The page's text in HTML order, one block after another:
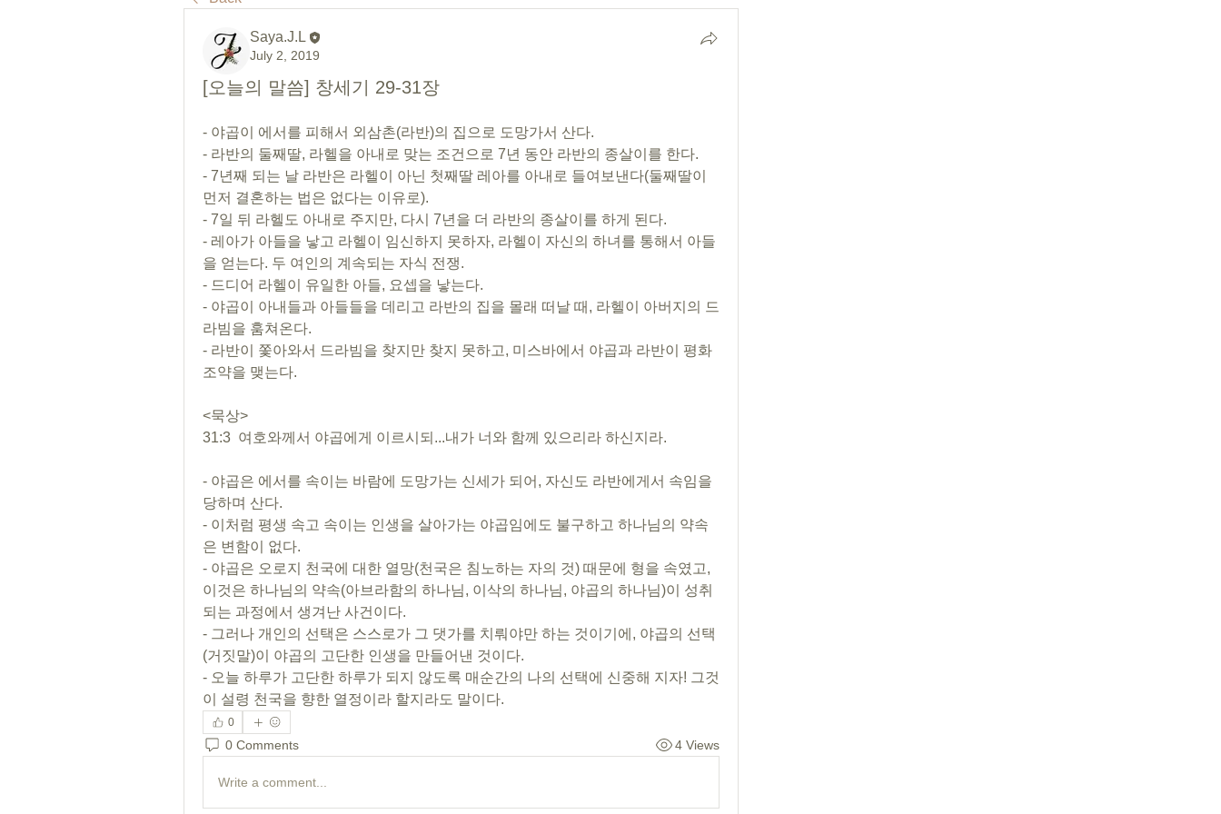
Saya.J.L
July 2, 2019
[오늘의 말씀] 창세기 29-31장
- 야곱이 에서를 피해서 외삼촌(라반)의 집으로 도망가서 산다.
- 라반의 둘째딸, 라헬을 아내로 맞는 조건으로 7년 동안 라반의 종살이를 한다.
- 7년째 되는 날 라반은 라헬이 아닌 첫째딸 레아를 아내로 들여보낸다(둘째딸이
먼저 결혼하는 법은 없다는 이유로).
- 7일 뒤 라헬도 아내로 주지만, 다시 7년을 더 라반의 종살이를 하게 된다.
- 레아가 아들을 낳고 라헬이 임신하지 못하자, 라헬이 자신의 하녀를 통해서 아들
을 얻는다. 두 여인의 계속되는 자식 전쟁.
- 드디어 라헬이 유일한 아들, 요셉을 낳는다.
- 야곱이 아내들과 아들들을 데리고 라반의 집을 몰래 떠날 때, 라헬이 아버지의 드
라빔을 훔쳐온다.
- 라반이 쫓아와서 드라빔을 찾지만 찾지 못하고, 미스바에서 야곱과 라반이 평화
조약을 맺는다.
<묵상>
31:3  여호와께서 야곱에게 이르시되...내가 너와 함께 있으리라 하신지라.
- 야곱은 에서를 속이는 바람에 도망가는 신세가 되어, 자신도 라반에게서 속임을
당하며 산다.
- 이처럼 평생 속고 속이는 인생을 살아가는 야곱임에도 불구하고 하나님의 약속
은 변함이 없다.
- 야곱은 오로지 천국에 대한 열망(천국은 침노하는 자의 것) 때문에 형을 속였고,
이것은 하나님의 약속(아브라함의 하나님, 이삭의 하나님, 야곱의 하나님)이 성취
되는 과정에서 생겨난 사건이다.
- 그러나 개인의 선택은 스스로가 그 댓가를 치뤄야만 하는 것이기에, 야곱의 선택
(거짓말)이 야곱의 고단한 인생을 만들어낸 것이다.
- 오늘 하루가 고단한 하루가 되지 않도록 매순간의 나의 선택에 신중해 지자! 그것
이 설령 천국을 향한 열정이라 할지라도 말이다.
0
0 Comments 4 Views
Write a comment...